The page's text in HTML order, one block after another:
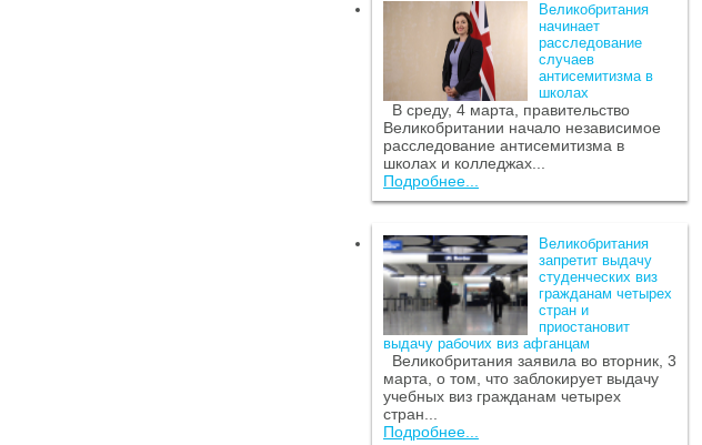
Великобритания
начинает
расследование
случаев
антисемитизма в
школах
В среду, 4 марта, правительство
Великобритании начало независимое
расследование антисемитизма в
школах и колледжах...
Подробнее...
Великобритания
запретит выдачу
студенческих виз
гражданам четырех
стран и
приостановит
выдачу рабочих виз афганцам
Великобритания заявила во вторник, 3
марта, о том, что заблокирует выдачу
учебных виз гражданам четырех
стран...
Подробнее...